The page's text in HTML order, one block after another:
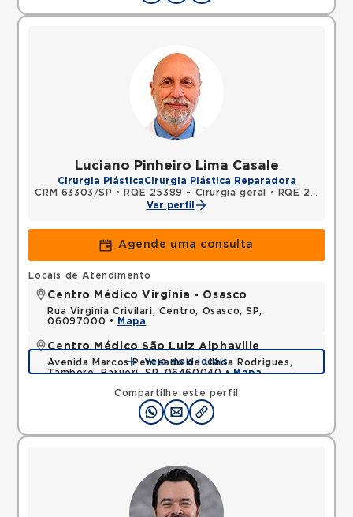
Luciano Pinheiro Lima Casale
Cirurgia PlásticaCirurgia Plástica Reparadora
CRM 63303/SP • RQE 25389 - Cirurgia geral •
RQE 25390 - Cirurgia plástica
Ver perfil
Agende uma consulta
Compartilhe este perfil
Locais de Atendimento
Centro Médico Virgínia - Osasco
Rua Virginia Crivilari, Centro, Osasco, SP,
06097000 •
Mapa
Centro Médico São Luiz Alphaville
Avenida Marcos Penteado de Ulhoa Rodrigues,
Tambore, Barueri, SP, 06460040 •Mapa
Veja mais locais